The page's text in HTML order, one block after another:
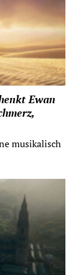
Ewan
musikalisch